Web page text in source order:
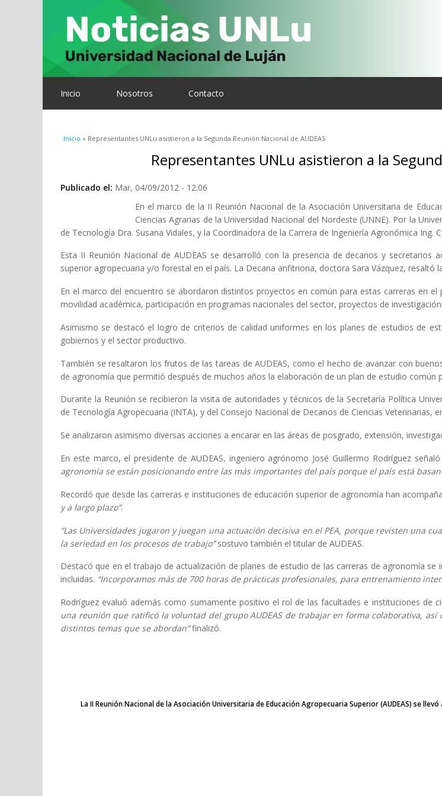
Inicio Nosotros Contacto
Se encuentra usted aquí
Inicio » Representantes UNLu asistieron a la Segunda Reunión Nacional de AUDEAS
Representantes UNLu asistieron a la
Publicado el: Mar, 04/09/2012 - 12:06
En el marco de la II Reunión Nacional de la Asociación Universitaria de
Ciencias Agrarias de la Universidad Nacional del Nordeste (UNNE). Por la
de Tecnología Dra. Susana Vidales, y la Coordinadora de la Carrera de Ingeniería Agronómica Ing.
Esta II Reunión Nacional de AUDEAS se desarrolló con la presencia de decanos y
superior agropecuaria y/o forestal en el país. La Decana anfitriona, doctora Sara Vázquez,
En el marco del encuentro se abordaron distintos proyectos en común para estas carreras en
movilidad académica, participación en programas nacionales del sector, proyectos de
Asimismo se destacó el logro de criterios de calidad uniformes en los planes de estudios de
gobiernos y el sector productivo.
También se resaltaron los frutos de las tareas de AUDEAS, como el hecho de avanzar con
de agronomía que permitió después de muchos años la elaboración de un plan de estudio común
Durante la Reunión se recibieron la visita de autoridades y técnicos de la Secretaría Política
de Tecnología Agropecuaria (INTA), y del Consejo Nacional de Decanos de Ciencias Veterinarias,
Se analizaron asimismo diversas acciones a encarar en las áreas de posgrado, extensión,
En este marco, el presidente de AUDEAS, ingeniero agrónomo José Guillermo Rodríguez señaló
agronomía se están posicionando entre las más importantes del país porque el país está
Recordó que desde las carreras e instituciones de educación superior de agronomía han
y a largo plazo”.
“Las Universidades jugaron y juegan una actuación decisiva en el PEA, porque revisten una
la seriedad en los procesos de trabajo”sostuvo también el titular de AUDEAS.
Destacó que en el trabajo de actualización de planes de estudio de las carreras de agronomía
incluidas. “Incorporamos más de 700 horas de prácticas profesionales, para entrenamiento
Rodríguez evaluó además como sumamente positivo el rol de las facultades e instituciones de
una reunión que ratificó la voluntad del grupo AUDEAS de trabajar en forma colaborativa,
distintos temas que se abordan”finalizó.
La II Reunión Nacional de la Asociación Universitaria de Educación Agropecuaria Superior (AUDEAS) se